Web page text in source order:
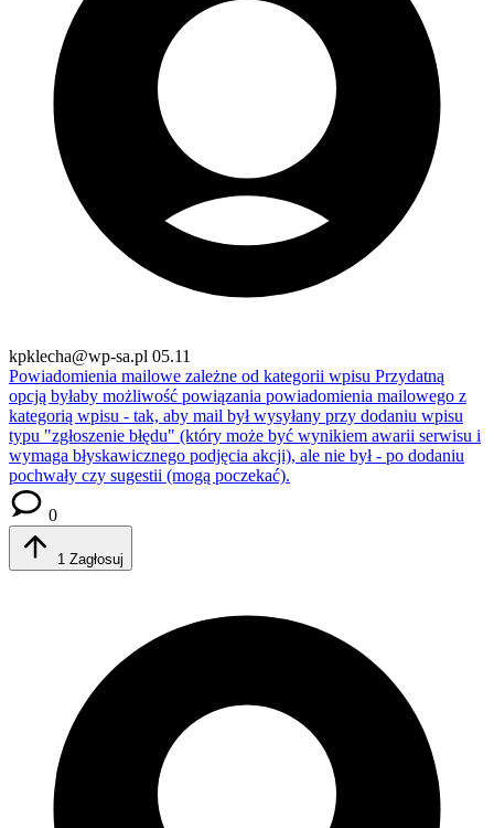
kpklecha@wp-sa.pl 05.11
Powiadomienia mailowe zależne od kategorii wpisu Przydatną
opcją byłaby możliwość powiązania powiadomienia mailowego z
kategorią wpisu - tak, aby mail był wysyłany przy dodaniu wpisu
typu "zgłoszenie błędu" (który może być wynikiem awarii serwisu i
wymaga błyskawicznego podjęcia akcji), ale nie był - po dodaniu
pochwały czy sugestii (mogą poczekać).
0
1 Zagłosuj